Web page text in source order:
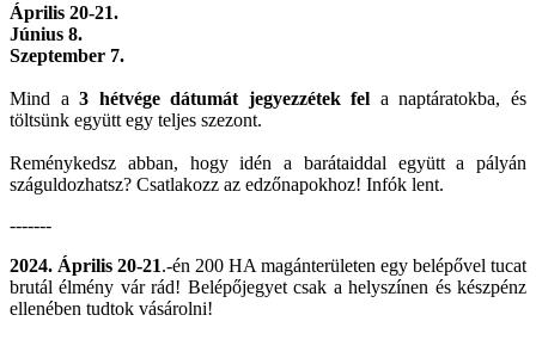
Április 20-21.
Június 8.
Szeptember 7.
Mind a3 hétvége dátumát jegyezzétek fel a naptáratokba, és
töltsünk együtt egy teljes szezont.
Reménykedsz abban, hogy idén a barátaiddal együtt a pályán
száguldozhatsz? Csatlakozz az edzőnapokhoz! Infók lent.
-------
2024. Április 20-21.-én 200 HA magánterületen egy belépővel tucat
brutál élmény vár rád! Belépőjegyet csak a helyszínen és készpénz
ellenében tudtok vásárolni!